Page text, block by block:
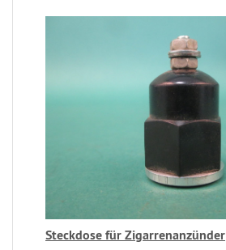
Steckdose für Zigarrenanzünder